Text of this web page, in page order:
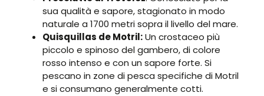
sua qualità e sapore, stagionato in modo
naturale a 1700 metri sopra il livello del mare.
Quisquillas de Motril:Un crostaceo più
piccolo e spinoso del gambero, di colore
rosso intenso e con un sapore forte. Si
pescano in zone di pesca specifiche di Motril
e si consumano generalmente cotti.